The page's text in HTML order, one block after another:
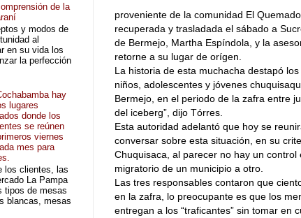
proveniente de la comunidad El
recuperada y trasladada el sábado a
de Bermejo, Martha Espíndola, y la
retorne a su lugar de orígen.
La historia de esta muchacha destapó
niños, adolescentes y jóvenes
Bermejo, en el periodo de la zafra entre
del iceberg”, dijo Tórres.
Esta autoridad adelantó que hoy se
conversar sobre esta situación, en su
Chuquisaca, al parecer no hay un
migratorio de un municipio a otro.
Las tres responsables contaron que
en la zafra, lo preocupante es que los
entregan a los “traficantes” sin tomar en
de la
y modos de
al
en su vida los
la perfección
hay
lugares
donde los
se reúnen
viernes
mes para
los clientes, las
La Pampa
tipos de mesas
blancas, mesas